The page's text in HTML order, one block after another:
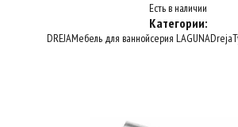
Есть в наличии
Категории:
DREJAМебель для ваннойсерия LAGUNADreja